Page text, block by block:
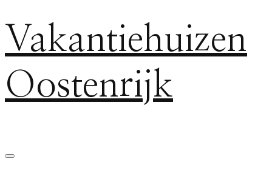
Vakantiehuizen
Oostenrijk